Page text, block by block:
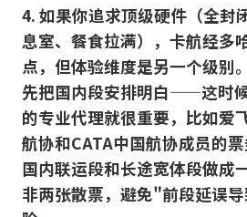
4. 如果你追求顶级硬件（全封
息室、餐食拉满），卡航经多
点，但体验维度是另一个级别
先把国内段安排明白——这时
的专业代理就很重要，比如爱
航协和CATA中国航协成员的
国内联运段和长途宽体段做成
非两张散票，避免"前段延误